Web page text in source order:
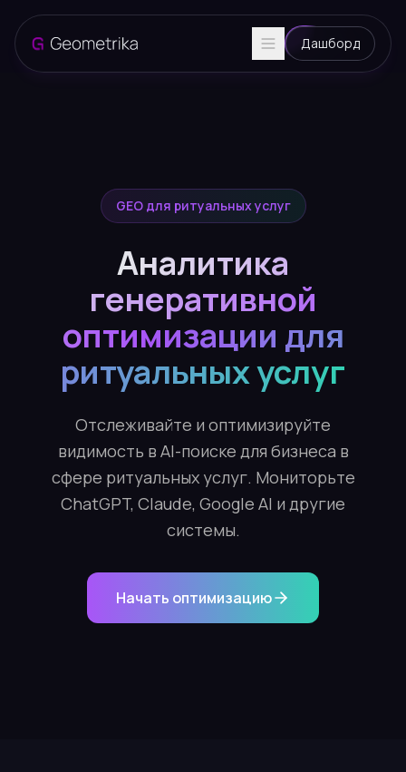
Дашборд
GEO для ритуальных услуг
Аналитика
генеративной
оптимизации для
ритуальных услуг
Отслеживайте и оптимизируйте
видимость в AI-поиске для бизнеса в
сфере ритуальных услуг. Мониторьте
ChatGPT, Claude, Google AI и другие
системы.
Начать оптимизацию